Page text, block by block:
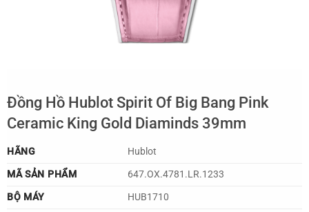
Đồng Hồ Hublot Spirit Of Big Bang Pink
Ceramic King Gold Diaminds 39mm
HÃNG
Hublot
MÃ SẢN PHẨM
647.OX.4781.LR.1233
BỘ MÁY
HUB1710